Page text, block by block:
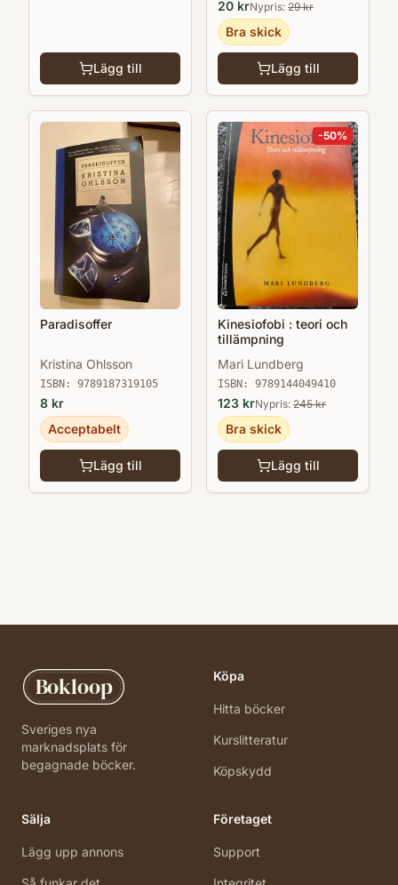
Lägg till
20 krNypris: 29kr
Bra skick
Lägg till
Paradisoffer
Kristina Ohlsson
ISBN: 9789187319105
8 kr
Acceptabelt
Lägg till
-50%
Kinesiofobi : teori och
tillämpning
Mari Lundberg
ISBN: 9789144049410
123 krNypris: 245kr
Bra skick
Lägg till
Bokloop
Sveriges nya
marknadsplats för
begagnade böcker.
Köpa
Hitta böcker
Kurslitteratur
Köpskydd
Sälja
Lägg upp annons
Företaget
Support